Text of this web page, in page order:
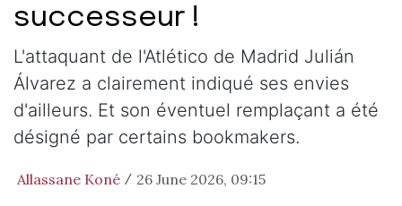
successeur !
L'attaquant de l'Atlético de Madrid Julián
Álvarez a clairement indiqué ses envies
d'ailleurs. Et son éventuel remplaçant a été
désigné par certains bookmakers.
Allassane Koné / 26 June 2026, 09:15